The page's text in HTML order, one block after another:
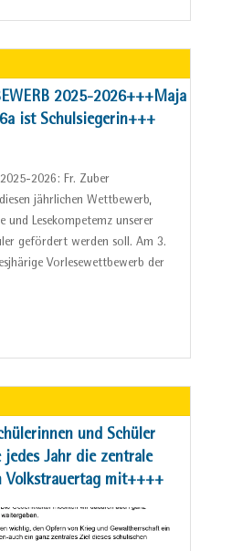
2025-2026+++Maja
ist Schulsiegerin+++
2025-2026: Fr. Zuber
jährlichen Wettbewerb,
und Lesekompetemz unserer
gefördert werden soll. Am 3.
Vorlesewettbewerb der
und Schüler
Jahr die zentrale
Volkstrauertag mit++++